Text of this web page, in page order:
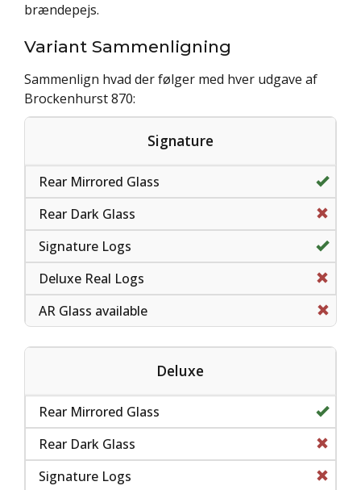
brændepejs.
Variant Sammenligning
Sammenlign hvad der følger med hver udgave af
Brockenhurst 870:
Signature
Deluxe